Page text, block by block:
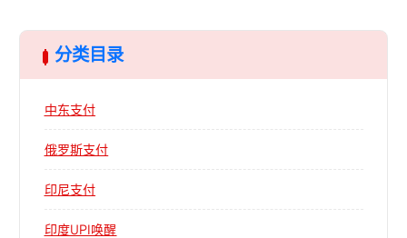
分类目录
中东支付
俄罗斯支付
印尼支付
印度UPI唤醒